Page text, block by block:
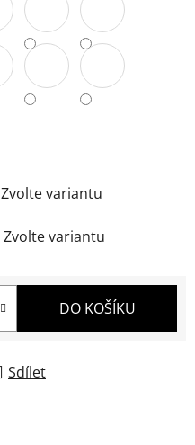
Zvolte variantu
Zvolte variantu
DO KOŠÍKU
Sdílet